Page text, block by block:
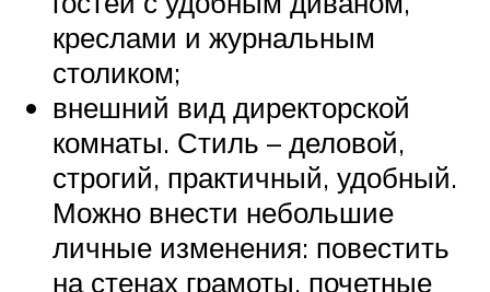
креслами и журнальным
столиком;
внешний вид директорской
комнаты. Стиль – деловой,
строгий, практичный, удобный.
Можно внести небольшие
личные изменения: повестить
на стенах грамоты, почетные